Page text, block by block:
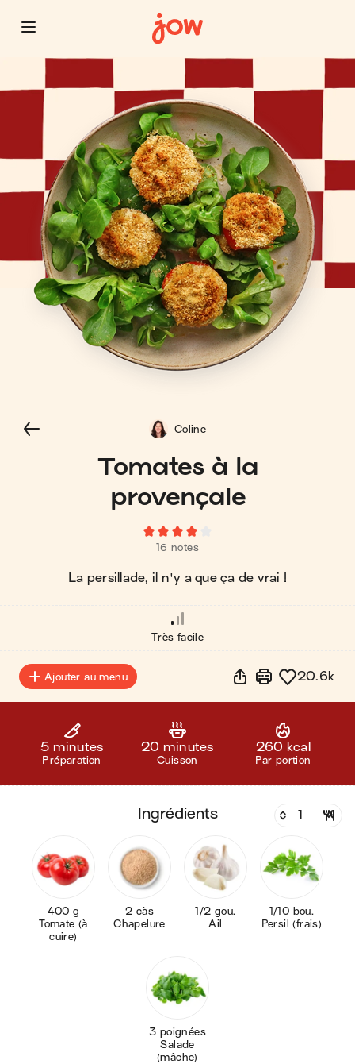
Tomates à la
provençale
16 notes
La persillade, il n'y a que ça de vrai !
Coline
Très facile
Ajouter au menu 20.6k
5 minutes
Préparation
20 minutes
Cuisson
260 kcal
Par portion
ingrédients
400 g
Tomate (à
cuire)
2 càs
Chapelure
1/2 gou.
Ail
1/10 bou.
Persil (frais)
3 poignées
Salade
(mâche)